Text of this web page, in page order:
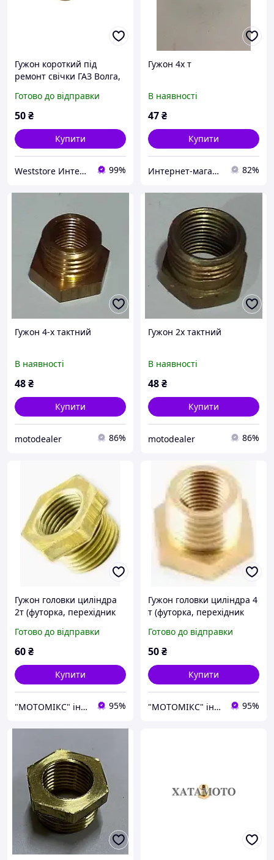
Гужон короткий під
ремонт свічки ГАЗ Волга,
Готово до відправки
50₴
Купити
Weststore Интернет магазин автозапчастей 99%
Гужон 4х т
В наявності
47₴
Купити
Интернет-магазин "Дом Лесника" 82%
Гужон 4-х тактний
В наявності
48₴
Купити
motodealer 86%
Гужон 2х тактний
В наявності
48₴
Купити
motodealer 86%
Гужон головки циліндра
2т (футорка, перехідник
Готово до відправки
60₴
Купити
"МОТОМІКС" інтернет-магазин 95%
Гужон головки циліндра 4
т (футорка, перехідник
Готово до відправки
50₴
Купити
"МОТОМІКС" інтернет-магазин 95%